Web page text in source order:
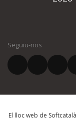
El vostre
Què proposeu?
Seguiu-nos
El lloc web de